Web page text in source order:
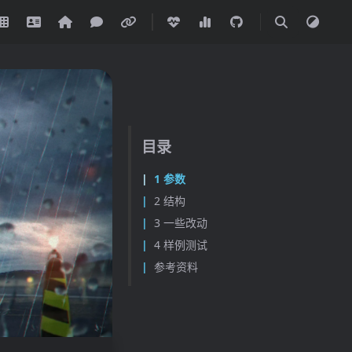
目录
1 参数
2 结构
3 一些改动
4 样例测试
参考资料